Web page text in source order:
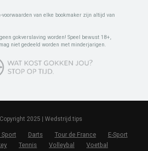
voorwaarden van elke bookmaker zijn altijd van
gokverslaving worden! Speel bewust 18+,
niet gedeeld worden met minderjarigen.
2025 | Wedstrijd.tips
Sport Darts Tour de France
E-Sport
Tennis Volleybal Voetbal